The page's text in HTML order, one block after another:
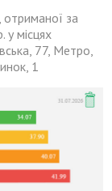
отриманої за
місцях
77, Метро,
1